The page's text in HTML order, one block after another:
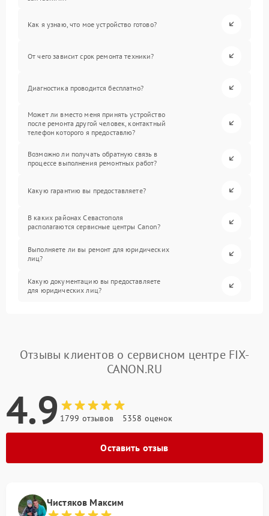
Как я узнаю, что мое устройство готово?
От чего зависит срок ремонта техники?
Диагностика проводится бесплатно?
Может ли вместо меня принять устройство
после ремонта другой человек, контактный
телефон которого я предоставлю?
Возможно ли получать обратную связь в
процессе выполнения ремонтных работ?
Какую гарантию вы предоставляете?
В каких районах Севастополя
располагаются сервисные центры Canon?
Выполняете ли вы ремонт для юридических
лиц?
Какую документацию вы предоставляете
для юридических лиц?
Отзывы клиентов о сервисном центре FIX-
CANON.RU
4.9 1799 отзывов 5358 оценок
Оставить отзыв
Чистяков Максим